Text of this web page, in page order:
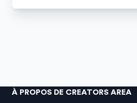
À PROPOS DE CREATORS AREA